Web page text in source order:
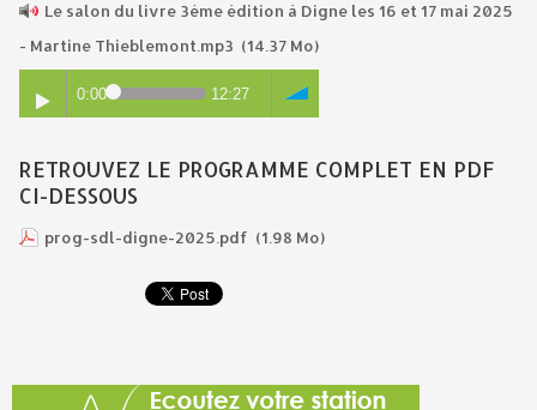
Le salon du livre 3ème édition à Digne les 16 et 17 mai 2025
- Martine Thieblemont.mp3 (14.37 Mo)
0:00 12:27
RETROUVEZ LE PROGRAMME COMPLET EN PDF
CI-DESSOUS
prog-sdl-digne-2025.pdf (1.98 Mo)